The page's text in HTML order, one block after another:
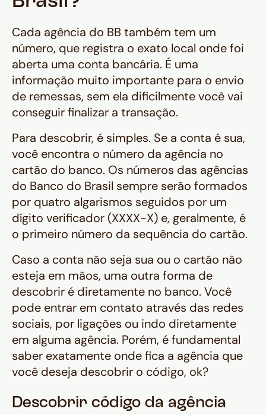
Cada agência do BB também tem um
número, que registra o exato local onde foi
aberta uma conta bancária. É uma
informação muito importante para o envio
de remessas, sem ela dificilmente você vai
conseguir finalizar a transação.
Para descobrir, é simples. Se a conta é sua,
você encontra o número da agência no
cartão do banco. Os números das agências
do Banco do Brasil sempre serão formados
por quatro algarismos seguidos por um
dígito verificador (XXXX-X) e, geralmente, é
o primeiro número da sequência do cartão.
Caso a conta não seja sua ou o cartão não
esteja em mãos, uma outra forma de
descobrir é diretamente no banco. Você
pode entrar em contato através das redes
sociais, por ligações ou indo diretamente
em alguma agência. Porém, é fundamental
saber exatamente onde fica a agência que
você deseja descobrir o código, ok?
Descobrir código da agência